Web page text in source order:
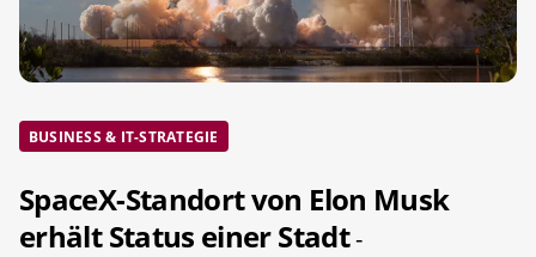
BUSINESS & IT-STRATEGIE
SpaceX-Standort von Elon Musk
erhält Status einer Stadt-